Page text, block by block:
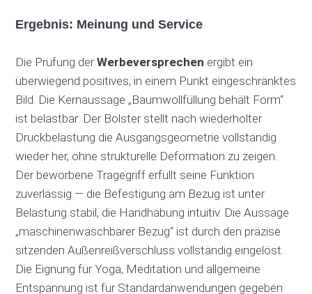
Ergebnis: Meinung und Service
Die Prüfung derWerbeversprechen ergibt ein
überwiegend positives, in einem Punkt eingeschränktes
Bild. Die Kernaussage „Baumwollfüllung behält Form“
ist belastbar: Der Bolster stellt nach wiederholter
Druckbelastung die Ausgangsgeometrie vollständig
wieder her, ohne strukturelle Deformation zu zeigen.
Der beworbene Tragegriff erfüllt seine Funktion
zuverlässig — die Befestigung am Bezug ist unter
Belastung stabil, die Handhabung intuitiv. Die Aussage
„maschinenwaschbarer Bezug“ ist durch den präzise
sitzenden Außenreißverschluss vollständig eingelöst.
Die Eignung für Yoga, Meditation und allgemeine
Entspannung ist für Standardanwendungen gegeben